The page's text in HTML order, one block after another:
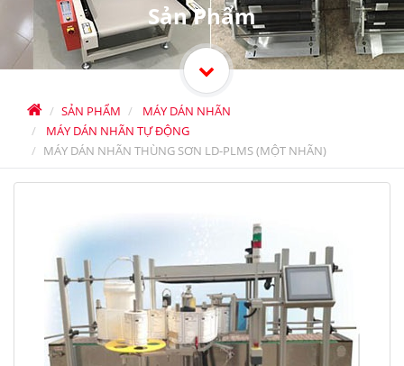
SẢN PHẨM
MÁY DÁN NHÃN
MÁY DÁN NHÃN TỰ ĐỘNG
MÁY DÁN NHÃN THÙNG SƠN LD-PLMS (MỘT NHÃN)
Sản Phẩm